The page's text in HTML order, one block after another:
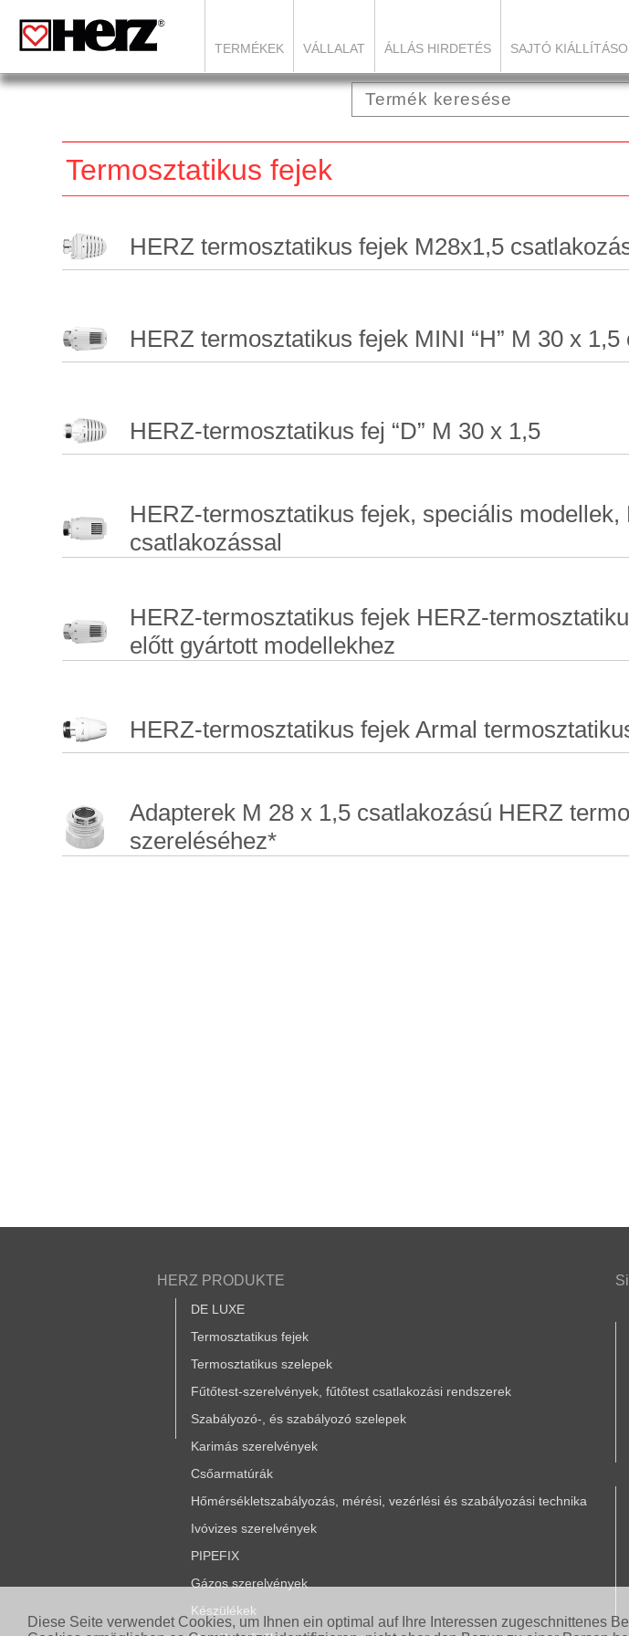
Diese Seite verwendet Cookies, um Ihnen ein optimal auf Ihre Interessen zugeschnittenes
TERMÉKEK VÁLLALAT ÁLLÁS HIRDETÉS SAJTÓ
Termosztatikus fejek
HERZ termosztatikus fejek M28x1,5
HERZ termosztatikus fejek MINI “H” M 30 x
HERZ-termosztatikus fej “D” M 30 x 1,5
HERZ-termosztatikus fejek, speciális modellek,
csatlakozással
HERZ-termosztatikus fejek HERZ-
előtt gyártott modellekhez
HERZ-termosztatikus fejek Armal
Adapterek M 28 x 1,5 csatlakozású HERZ
szereléséhez*
HERZ PRODUKTE
DE LUXE
Termosztatikus fejek
Termosztatikus szelepek
Fűtőtest-szerelvények, fűtőtest csatlakozási rendszerek
Szabályozó-, és szabályozó szelepek
Karimás szerelvények
Csőarmatúrák
Hőmérsékletszabályozás, mérési, vezérlési és szabályozási technika
Ivóvizes szerelvények
PIPEFIX
Gázos szerelvények
Készülékek